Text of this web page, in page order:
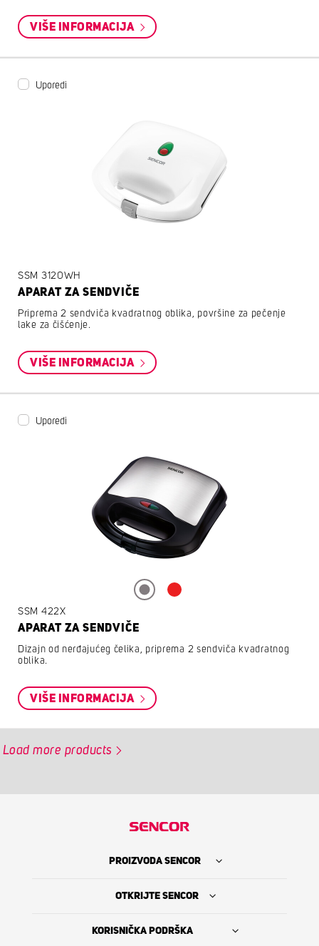
VIŠE INFORMACIJA
Uporedi
SSM 3120WH
APARAT ZA SENDVIČE
Priprema 2 sendviča kvadratnog oblika, površine za pečenje
lake za čišćenje.
VIŠE INFORMACIJA
Uporedi
SSM 422X
APARAT ZA SENDVIČE
Dizajn od nerđajućeg čelika, priprema 2 sendviča kvadratnog
oblika.
VIŠE INFORMACIJA
Load more products
PROIZVODA SENCOR
OTKRIJTE SENCOR
KORISNIČKA PODRŠKA